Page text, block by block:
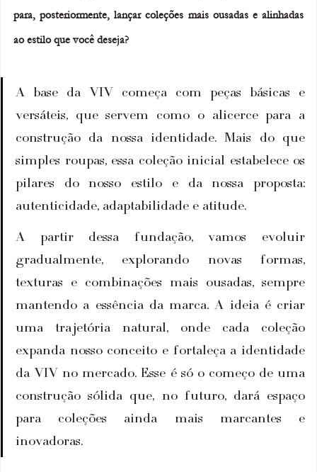
para, posteriormente, lançar coleções mais ousadas e alinhadas
ao estilo que você deseja?
A base da VIV começa com peças básicas e
versáteis, que servem como o alicerce para a
construção da nossa identidade. Mais do que
simples roupas, essa coleção inicial estabelece os
pilares do nosso estilo e da nossa proposta:
autenticidade, adaptabilidade e atitude.
A partir dessa fundação, vamos evoluir
gradualmente, explorando novas formas,
texturas e combinações mais ousadas, sempre
mantendo a essência da marca. A ideia é criar
uma trajetória natural, onde cada coleção
expanda nosso conceito e fortaleça a identidade
da VIV no mercado. Esse é só o começo de uma
construção sólida que, no futuro, dará espaço
para coleções ainda mais marcantes e
inovadoras.